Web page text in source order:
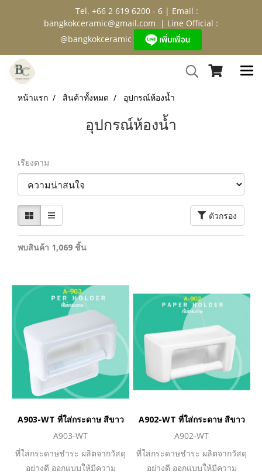
Tel. +66 2 619 6200 - 6 | Email :
bangkokceramic@gmail.com | Line Official :
@bangkokceramic
หน้าแรก สินค้าทั้งหมด อุปกรณ์ห้องน้ำ
อุปกรณ์ห้องน้ำ
เรียงตาม
ตัวกรอง
พบสินค้า 1,069 ชิ้น
A903-WT ที่ใส่กระดาษ สีขาว
A903-WT
ที่ใส่กระดาษชำระ ผลิตจากวัสดุ
อย่างดี ออกแบบให้มีความ
A902-WT ที่ใส่กระดาษ สีขาว
A902-WT
ที่ใส่กระดาษชำระ ผลิตจากวัสดุ
อย่างดี ออกแบบให้มีความ